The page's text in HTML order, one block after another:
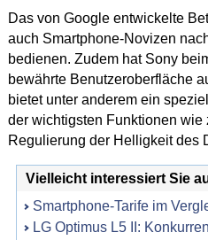
Das von Google entwickelte
auch Smartphone-Novizen
bedienen. Zudem hat Sony
bewährte Benutzeroberfläche
bietet unter anderem ein
der wichtigsten Funktionen wie
Regulierung der Helligkeit des
Vielleicht interessiert Sie
Smartphone-Tarife im
LG Optimus L5 II: